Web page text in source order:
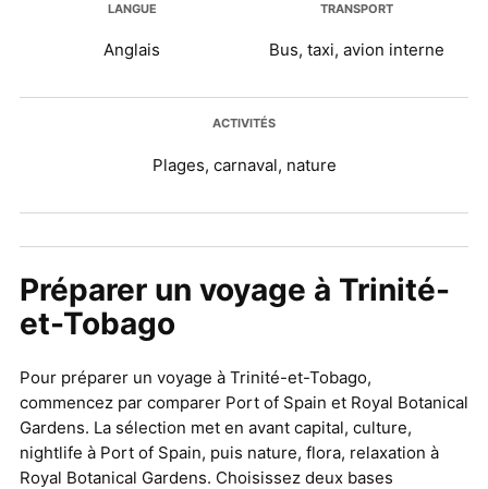
LANGUE
Anglais
TRANSPORT
Bus, taxi, avion interne
ACTIVITÉS
Plages, carnaval, nature
Préparer un voyage à Trinité-
et-Tobago
Pour préparer un voyage à Trinité-et-Tobago,
commencez par comparer Port of Spain et Royal Botanical
Gardens. La sélection met en avant capital, culture,
nightlife à Port of Spain, puis nature, flora, relaxation à
Royal Botanical Gardens. Choisissez deux bases